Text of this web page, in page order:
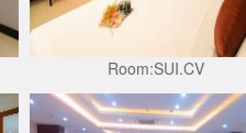
Room:SUI.CV